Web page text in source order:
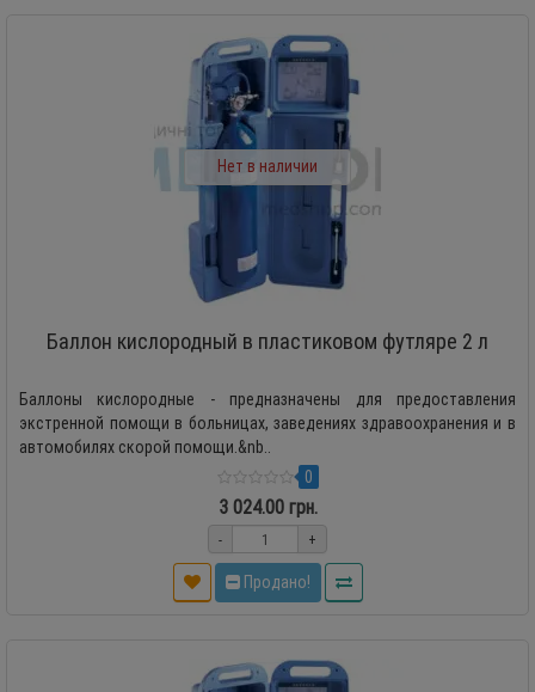
Нет в наличии
Баллон кислородный в пластиковом футляре 2 л
Баллоны кислородные - предназначены для предоставления
экстренной помощи в больницах, заведениях здравоохранения и в
автомобилях скорой помощи.&nb..
0
3 024.00 грн.
- +
Продано!